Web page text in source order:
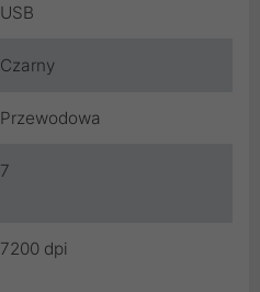
USB
Czarny
Przewodowa
7
7200 dpi